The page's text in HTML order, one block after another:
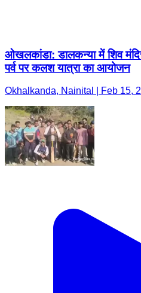
ओखलकांडा: डालकन्या में शिव मंदिर
पर्व पर कलश यात्रा का आयोजन
Okhalkanda, Nainital | Feb 15,